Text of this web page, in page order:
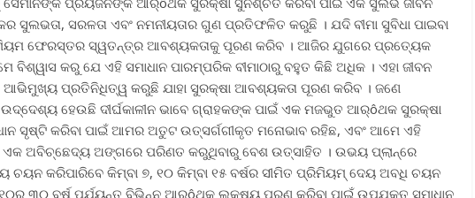
ସୁଲଭତା, ସରଳତା ଏବଂ ନମନୀୟତାର ଗୁଣ ପ୍ରତିଫଳିତ କରୁଛି । ଯଦି ବୀମା ସୁବିଧା ପାଇବା
ଫେରସ୍ତର ସ୍ୱତନ୍ତ୍ର ଆବଶ୍ୟକତାକୁ ପୂରଣ କରିବ । ଆଜିର ଯୁଗରେ ପ୍ରତ୍ୟେକ
କରୁ ଯେ ଏହି ସମାଧାନ ପାରମ୍ପରିକ ବୀମାଠାରୁ ବହୁତ କିଛି ଅଧିକ । ଏହା ଜୀବନ
ଆଭିମୁଖ୍ୟ ପ୍ରତିନିଧିତ୍ୱ କରୁଛି ଯାହା ସୁରକ୍ଷା ଆବଶ୍ୟକତା ପୂରଣ କରିବ । ଜଣେ
ଉଦ୍ଦେଶ୍ୟ ହେଉଛି ଦୀର୍ଘକାଳୀନ ଭାବେ ଗ୍ରାହକଙ୍କ ପାଇଁ ଏକ ମଜଭୁତ ଆର୍ôଥକ ସୁରକ୍ଷା
ସୃଷ୍ଟି କରିବା ପାଇଁ ଆମର ଅତୁଟ ଉତ୍ସର୍ଗଗୀକୃତ ମନୋଭାବ ରହିଛ, ଏବଂ ଆମେ ଏହି
ଅବିଚ୍ଛେଦ୍ୟ ଅଙ୍ଗରେ ପରିଣତ କରୁଥିବାରୁ ବେଶ ଉତ୍ସାହିତ । ଉଭୟ ପ୍ଲାନ୍‌ରେ
କରିପାରିବେ କିମ୍ବା ୭, ୧୦ କିମ୍ବା ୧୫ ବର୍ଷର ସୀମିତ ପ୍ରିମିୟମ୍ ଦେୟ ଅବଧି ଚୟନ
୩୦ ବର୍ଷ ପର୍ଯ୍ୟନ୍ତ ବିଭିନ୍ନ ଆର୍ôଥକ ଲକ୍ଷ୍ୟ ପୂରଣ କରିବା ପାଇଁ ଉପଯୁକ୍ତ ସମାଧାନ